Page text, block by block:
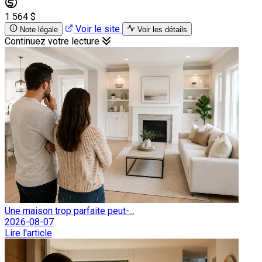
1 564 $
Note légale Voir le site Voir les détails
Continuez votre lecture
Une maison trop parfaite peut-...
2026-08-07
Lire l'article